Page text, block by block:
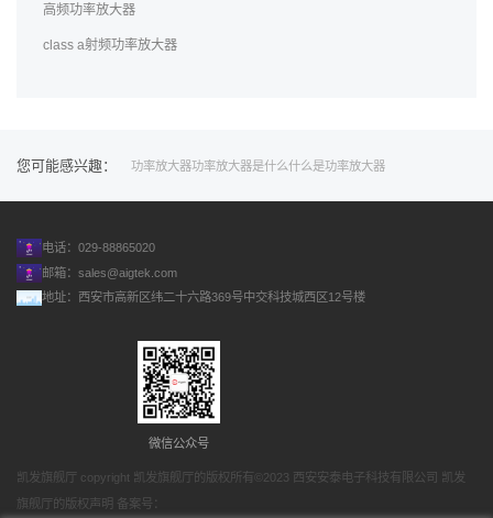
高频功率放大器
class a射频功率放大器
您可能感兴趣： 功率放大器功率放大器是什么什么是功率放大器
电话：029-88865020
邮箱： sales@aigtek.com
地址：西安市高新区纬二十六路369号中交科技城西区12号楼
微信公众号
凯发旗舰厅 copyright 凯发旗舰厅的版权所有©2023 西安安泰电子科技有限公司 凯发
旗舰厅的版权声明 备案号：